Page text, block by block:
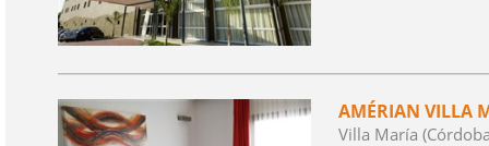
AMÉRIAN VILLA
Villa María